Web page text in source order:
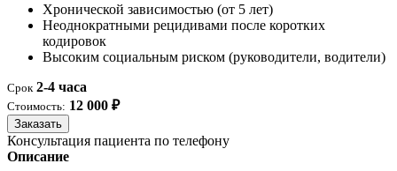
Хронической зависимостью (от 5 лет)
Неоднократными рецидивами после коротких
кодировок
Высоким социальным риском (руководители, водители)
Срок 2-4 часа
Стоимость: 12 000 ₽
Заказать
Консультация пациента по телефону
Описание